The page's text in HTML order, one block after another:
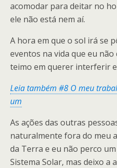
acomodar para deitar no
ele não está nem aí.
A hora em que o sol irá se
eventos na vida que eu
teimo em querer interferir
Leia também #8 O meu
um
As ações das outras
naturalmente fora do meu
da Terra e eu não perco
Sistema Solar, mas deixo a